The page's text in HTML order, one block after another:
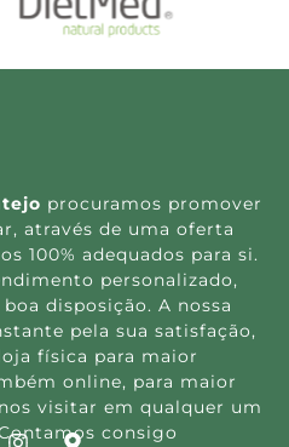
procuramos promover
através de uma oferta
100% adequados para si.
personalizado,
disposição. A nossa
pela sua satisfação,
física para maior
online, para maior
visitar em qualquer um
consigo